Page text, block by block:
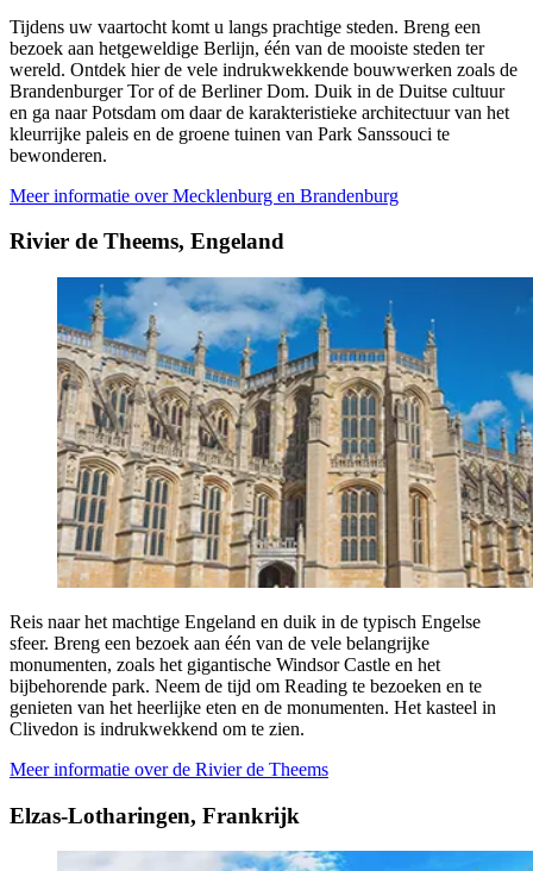
Tijdens uw vaartocht komt u langs prachtige steden. Breng een
bezoek aan hetgeweldige Berlijn, één van de mooiste steden ter
wereld. Ontdek hier de vele indrukwekkende bouwwerken zoals de
Brandenburger Tor of de Berliner Dom. Duik in de Duitse cultuur
en ga naar Potsdam om daar de karakteristieke architectuur van het
kleurrijke paleis en de groene tuinen van Park Sanssouci te
bewonderen.
Meer informatie over Mecklenburg en Brandenburg
Rivier de Theems, Engeland
Reis naar het machtige Engeland en duik in de typisch Engelse
sfeer. Breng een bezoek aan één van de vele belangrijke
monumenten, zoals het gigantische Windsor Castle en het
bijbehorende park. Neem de tijd om Reading te bezoeken en te
genieten van het heerlijke eten en de monumenten. Het kasteel in
Clivedon is indrukwekkend om te zien.
Meer informatie over de Rivier de Theems
Elzas-Lotharingen, Frankrijk